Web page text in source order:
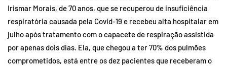
Irismar Morais, de 70 anos, que se recuperou de insuficiência
respiratória causada pela Covid-19 e recebeu alta hospitalar em
julho após tratamento com o capacete de respiração assistida
por apenas dois dias. Ela, que chegou a ter 70% dos pulmões
comprometidos, está entre os dez pacientes que receberam o